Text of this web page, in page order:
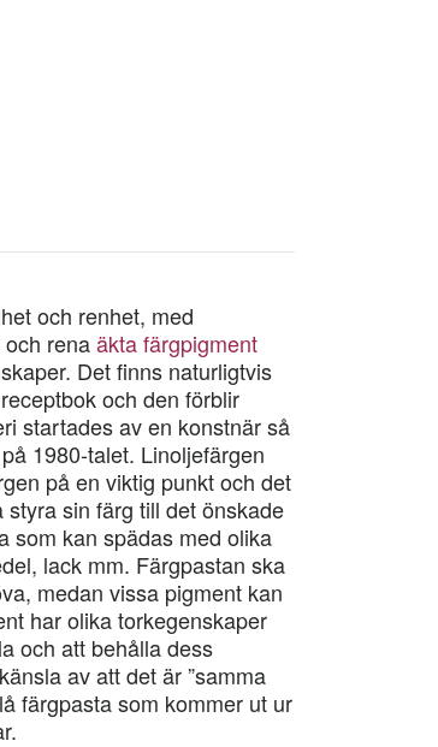
och renhet, med
renaäkta färgpigment
Det finns naturligtvis
och den förblir
startades av en konstnär så
1980-talet. Linoljefärgen
på en viktig punkt och det
sin färg till det önskade
som kan spädas med olika
lack mm. Färgpastan ska
medan vissa pigment kan
har olika torkegenskaper
och att behålla dess
av att det är ”samma
färgpasta som kommer ut ur